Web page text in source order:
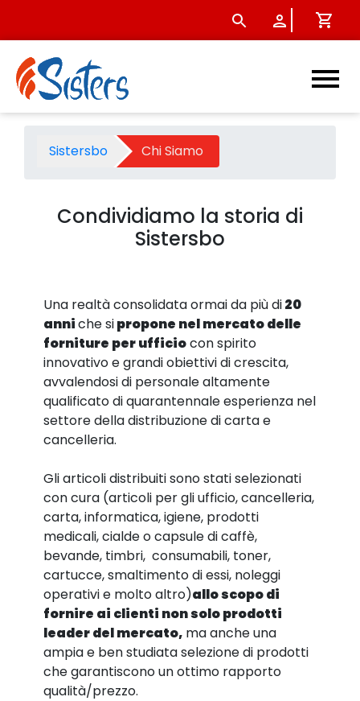
Chi Siamo - Sistersbo
Sistersbo Chi Siamo
Condividiamo la storia di
Sistersbo
Una realtà consolidata ormai da più di20
anniche sipropone nel mercato delle
forniture per ufficiocon spirito
innovativo e grandi obiettivi di crescita,
avvalendosi di personale altamente
qualificato di quarantennale esperienza nel
settore della distribuzione di carta e
cancelleria.
Gli articoli distribuiti sono stati selezionati
con cura (articoli per gli ufficio, cancelleria,
carta, informatica, igiene, prodotti
medicali, cialde o capsule di caffè,
bevande, timbri, consumabili, toner,
cartucce, smaltimento di essi, noleggi
operativi e molto altro)allo scopo di
fornire ai clienti non solo prodotti
leader del mercato, ma anche una
ampia e ben studiata selezione di prodotti
che garantiscono un ottimo rapporto
qualità/prezzo.